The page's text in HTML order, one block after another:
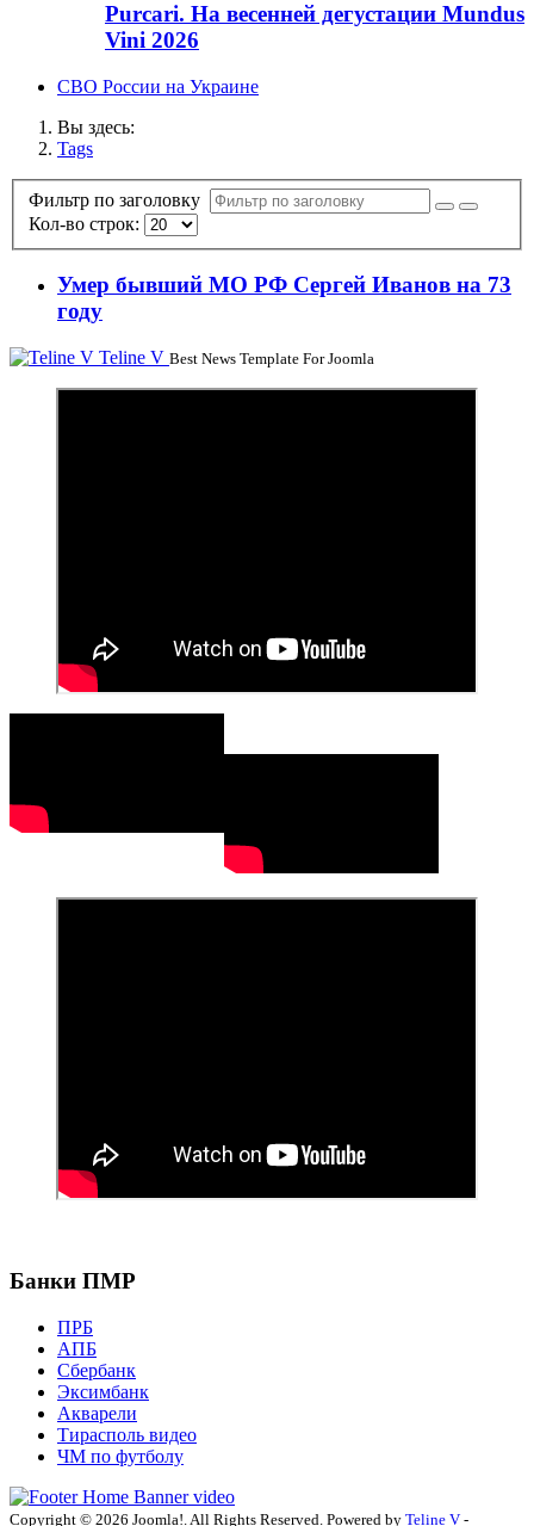
Purcari. На весенней дегустации Mundus
Vini 2026
СВО России на Украине
Вы здесь:
Tags
Фильтр по заголовку
Кол-во строк:
Умер бывший МО РФ Сергей Иванов на 73
году
Teline V Best News Template For Joomla
Банки ПМР
ПРБ
АПБ
Сбербанк
Эксимбанк
Акварели
Тирасполь видео
ЧМ по футболу
Copyright © 2026 Joomla!. All Rights Reserved. Powered by Teline V -